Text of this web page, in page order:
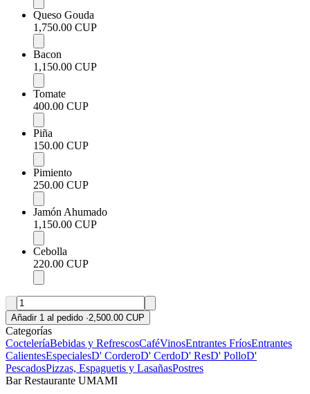
Queso Gouda
1,750.00 CUP
Bacon
1,150.00 CUP
Tomate
400.00 CUP
Piña
150.00 CUP
Pimiento
250.00 CUP
Jamón Ahumado
1,150.00 CUP
Cebolla
220.00 CUP
Añadir 1 al pedido ·2,500.00 CUP
Categorías
CocteleríaBebidas y RefrescosCaféVinosEntrantes FríosEntrantes
CalientesEspecialesD' CorderoD' CerdoD' ResD' PolloD'
PescadosPizzas, Espaguetis y LasañasPostres
Bar Restaurante UMAMI